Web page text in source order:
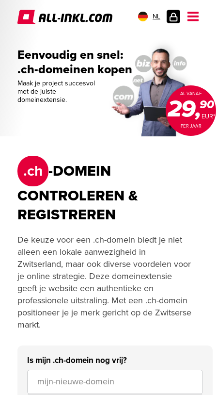
NL
Eenvoudig en snel:
.ch-domeinen kopen
Maak je project succesvol
met de juiste
domeinextensie.
AL VANAF
29,EUR*
90
PER JAAR
.ch -DOMEIN
CONTROLEREN &
REGISTREREN
De keuze voor een .ch-domein biedt je niet
alleen een lokale aanwezigheid in
Zwitserland, maar ook diverse voordelen voor
je online strategie. Deze domeinextensie
geeft je website een authentieke en
professionele uitstraling. Met een .ch-domein
positioneer je je merk gericht op de Zwitserse
markt.
Is mijn .ch-domein nog vrij?